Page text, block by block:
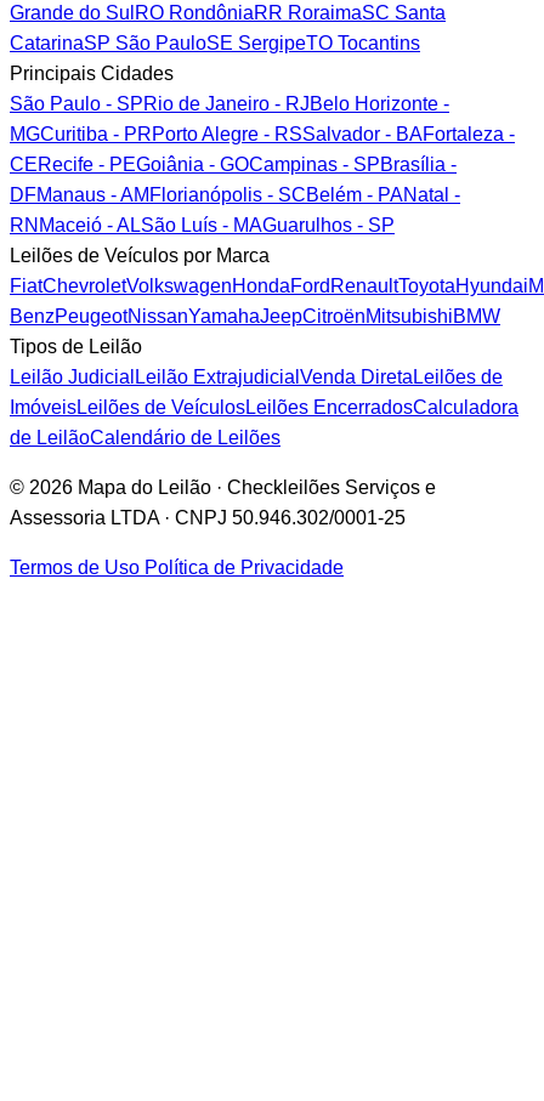
Grande do Sul RO RondôniaRR RoraimaSC Santa
CatarinaSP São PauloSE SergipeTO Tocantins
Principais Cidades
São Paulo - SPRio de Janeiro - RJBelo Horizonte -
MGCuritiba - PRPorto Alegre - RSSalvador - BAFortaleza -
CERecife - PEGoiânia - GOCampinas - SPBrasília -
DFManaus - AM Florianópolis - SCBelém - PANatal -
RN Maceió - ALSão Luís - MAGuarulhos - SP
Leilões de Veículos por Marca
FiatChevroletVolkswagenHondaFord RenaultToyotaHyundai
BenzPeugeotNissanYamahaJeepCitroënMitsubishiBMW
Tipos de Leilão
Leilão Judicial Leilão Extrajudicial Venda Direta Leilões de
ImóveisLeilões de VeículosLeilões EncerradosCalculadora
de LeilãoCalendário de Leilões
© 2026 Mapa do Leilão · Checkleilões Serviços e
Assessoria LTDA · CNPJ 50.946.302/0001-25
Termos de Uso Política de Privacidade